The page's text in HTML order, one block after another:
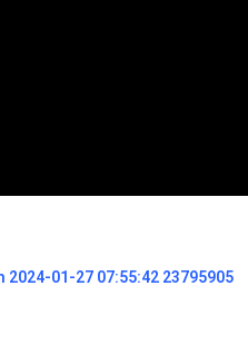
01-27 07:55:42 23795905